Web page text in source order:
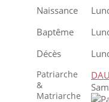
Naissance
Baptême
Décès
Patriarche
&
Matriarche